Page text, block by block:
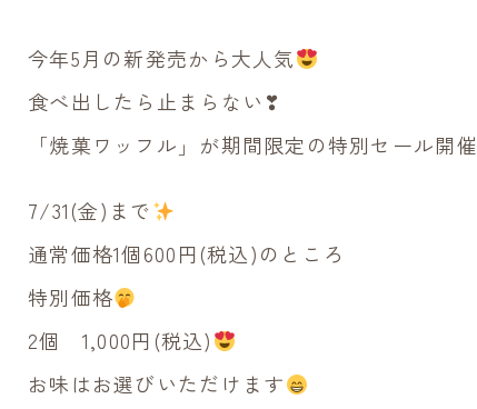
今年5月の新発売から大人気
食べ出したら止まらない❣
「焼菓ワッフル」が期間限定の特別セール開催
7/31(金)まで
通常価格1個600円(税込)のところ
特別価格
2個 1,000円(税込)
お味はお選びいただけます